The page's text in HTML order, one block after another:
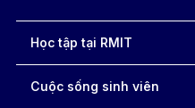
Học tập tại RMIT
Cuộc sống sinh viên